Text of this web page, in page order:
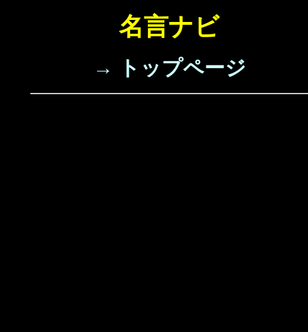
名言ナビ
→ トップページ